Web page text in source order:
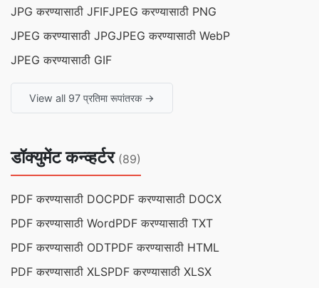
JPG करण्यासाठी JFIFJPEG करण्यासाठी PNG
JPEG करण्यासाठी JPGJPEG करण्यासाठी WebP
JPEG करण्यासाठी GIF
View all 97 प्रतिमा रूपांतरक →
डॉक्युमेंट कन्व्हर्टर (89)
PDF करण्यासाठी DOCPDF करण्यासाठी DOCX
PDF करण्यासाठी WordPDF करण्यासाठी TXT
PDF करण्यासाठी ODTPDF करण्यासाठी HTML
PDF करण्यासाठी XLSPDF करण्यासाठी XLSX